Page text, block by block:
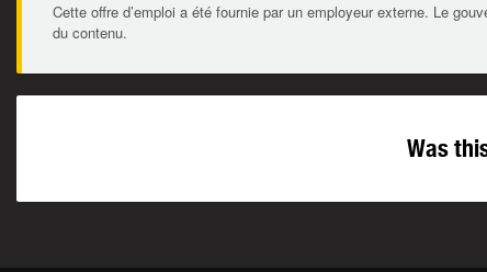
Cette offre d’emploi a été fournie par un employeur externe. Le
du contenu.
Was